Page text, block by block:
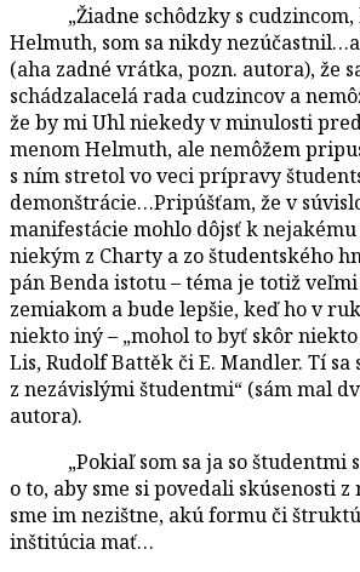
„Žiadne schôdzky s cudzincom,
Helmuth, som sa nikdy
(aha zadné vrátka, pozn. autora), že
schádzalacelá rada cudzincov a
že by mi Uhl niekedy v minulosti
menom Helmuth, ale nemôžem
s ním stretol vo veci prípravy
demonštrácie…Pripúšťam, že v
manifestácie mohlo dôjsť k
niekým z Charty a zo študentského
pán Benda istotu – téma je totiž
zemiakom a bude lepšie, keď ho v
niekto iný – „mohol to byť skôr niekto
Lis, Rudolf Battěk či E. Mandler. Tí sa
z nezávislými študentmi“ (sám mal
autora).
„Pokiaľ som sa ja so študentmi
o to, aby sme si povedali skúsenosti
sme im nezištne, akú formu či
inštitúcia mať…